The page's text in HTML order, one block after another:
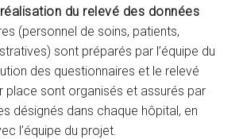
du relevé des données
(personnel de soins, patients,
sont préparés par l’équipe du
des questionnaires et le relevé
place sont organisés et assurés par
désignés dans chaque hôpital, en
l’équipe du projet.